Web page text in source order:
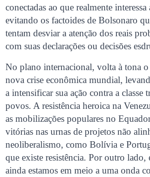
conectadas ao que realmente
evitando os factoides de Bolsonaro
tentam desviar a atenção dos reais
com suas declarações ou decisões
No plano internacional, volta à tona
nova crise econômica mundial,
a intensificar sua ação contra a classe
povos. A resistência heroica na
as mobilizações populares no
vitórias nas urnas de projetos não
neoliberalismo, como Bolívia e
que existe resistência. Por outro lado,
ainda estamos em meio a uma onda